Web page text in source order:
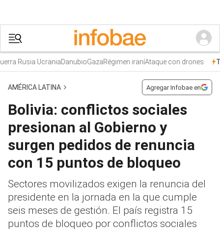
Rusia UcraniaDanubioGazaRégimen iraníAtaque con drones
AMÉRICA LATINA Agregar Infobae en
Bolivia: conflictos sociales
presionan al Gobierno y
surgen pedidos de renuncia
con 15 puntos de bloqueo
Sectores movilizados exigen la renuncia del
presidente en la jornada en la que cumple
seis meses de gestión. El país registra 15
puntos de bloqueo por conflictos sociales